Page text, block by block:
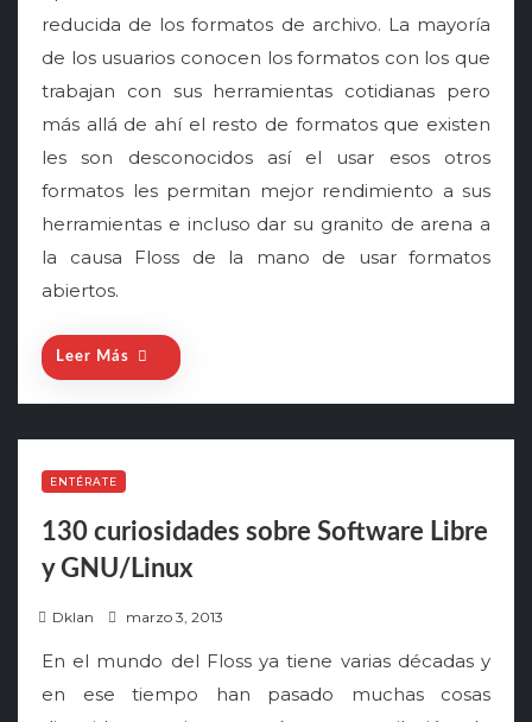
e
d
reducida de los formatos de archivo. La mayoría
de los usuarios conocen los formatos con los que
trabajan con sus herramientas cotidianas pero
más allá de ahí el resto de formatos que existen
les son desconocidos así el usar esos otros
formatos les permitan mejor rendimiento a sus
herramientas e incluso dar su granito de arena a
la causa Floss de la mano de usar formatos
abiertos.
Leer Más
ENTÉRATE
130 curiosidades sobre Software Libre
y GNU/Linux
Dklan
s
marzo 3, 2013
En el mundo del Floss ya tiene varias décadas y
en ese tiempo han pasado muchas cosas